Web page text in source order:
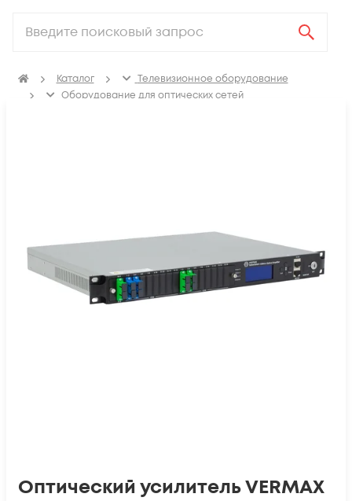
Каталог
Телевизионное оборудование
Оборудование для оптических сетей
Оптический усилитель VERMAX